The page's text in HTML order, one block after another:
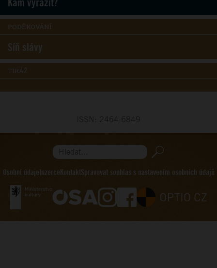
Kam vyrazit?
PODĚKOVÁNÍ
Síň slávy
TIRÁŽ
Hledat...
Osobní údajeInzerceKontaktSpravovat souhlas s nastavením osobních údajů